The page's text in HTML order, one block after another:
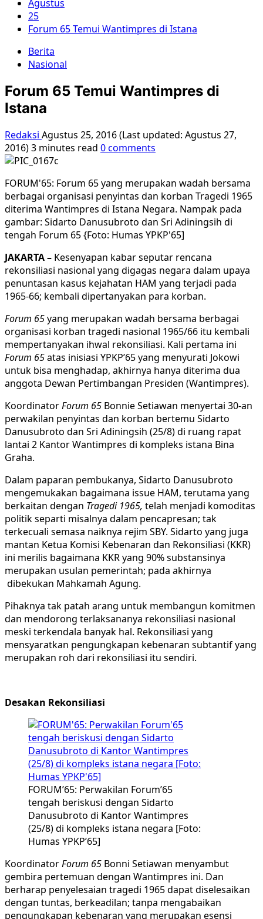
Agustus
25
Forum 65 Temui Wantimpres di Istana
Berita
Nasional
Forum 65 Temui Wantimpres di
Istana
Redaksi Agustus 25, 2016 (Last updated: Agustus 27,
2016)3 minutes read 0 comments
FORUM'65: Forum 65 yang merupakan wadah bersama
berbagai organisasi penyintas dan korban Tragedi 1965
diterima Wantimpres di Istana Negara. Nampak pada
gambar: Sidarto Danusubroto dan Sri Adiningsih di
tengah Forum 65 {Foto: Humas YPKP'65]
JAKARTA – Kesenyapan kabar seputar rencana
rekonsiliasi nasional yang digagas negara dalam upaya
penuntasan kasus kejahatan HAM yang terjadi pada
1965-66; kembali dipertanyakan para korban.
Forum 65yang merupakan wadah bersama berbagai
organisasi korban tragedi nasional 1965/66 itu kembali
mempertanyakan ihwal rekonsiliasi. Kali pertama ini
Forum 65atas inisiasi YPKP’65 yang menyurati Jokowi
untuk bisa menghadap, akhirnya hanya diterima dua
anggota Dewan Pertimbangan Presiden (Wantimpres).
KoordinatorForum 65 Bonnie Setiawan menyertai 30-an
perwakilan penyintas dan korban bertemu Sidarto
Danusubroto dan Sri Adiningsih (25/8) di ruang rapat
lantai 2 Kantor Wantimpres di kompleks istana Bina
Graha.
Dalam paparan pembukanya, Sidarto Danusubroto
mengemukakan bagaimana issue HAM, terutama yang
berkaitan dengan Tragedi 1965, telah menjadi komoditas
politik separti misalnya dalam pencapresan; tak
terkecuali semasa naiknya rejim SBY. Sidarto yang juga
mantan Ketua Komisi Kebenaran dan Rekonsiliasi (KKR)
ini merilis bagaimana KKR yang 90% substansinya
merupakan usulan pemerintah; pada akhirnya
dibekukan Mahkamah Agung.
Pihaknya tak patah arang untuk membangun komitmen
dan mendorong terlaksananya rekonsiliasi nasional
meski terkendala banyak hal. Rekonsiliasi yang
mensyaratkan pengungkapan kebenaran subtantif yang
merupakan roh dari rekonsiliasi itu sendiri.
Desakan Rekonsiliasi
FORUM’65: Perwakilan Forum’65
tengah beriskusi dengan Sidarto
Danusubroto di Kantor Wantimpres
(25/8) di kompleks istana negara [Foto:
Humas YPKP’65]
KoordinatorForum 65 Bonni Setiawan menyambut
gembira pertemuan dengan Wantimpres ini. Dan
berharap penyelesaian tragedi 1965 dapat diselesaikan
dengan tuntas, berkeadilan; tanpa mengabaikan
pengungkapan kebenaran yang merupakan esensi